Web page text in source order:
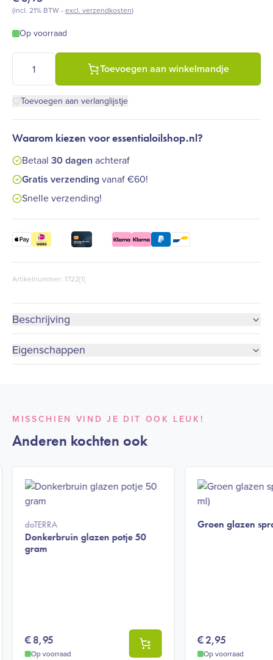
(incl. 21% BTW -excl. verzendkosten)
Op voorraad
Amber (bruinglas) glazen pipetflesje - 20 ml - inclusief zwart
Toevoegen aan winkelmandje
Toevoegen aan verlanglijstje
Waarom kiezen voor essentialoilshop.nl?
Betaal 30 dagen achteraf
Gratis verzendingvanaf €60!
Snelle verzending!
Artikelnummer: 1722[1]
Beschrijving
Eigenschappen
MISSCHIEN VIND JE DIT OOK LEUK!
Anderen kochten ook
doTERRA
Donkerbruin glazen potje 50
gram
€8,95
Op voorraad
Groen glazen
€2,95
Op voorraad